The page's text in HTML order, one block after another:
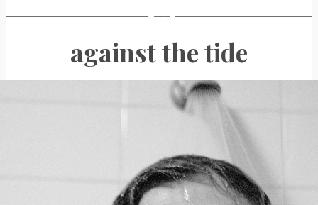
une 5xposition .
andrew rovenko
against the tide